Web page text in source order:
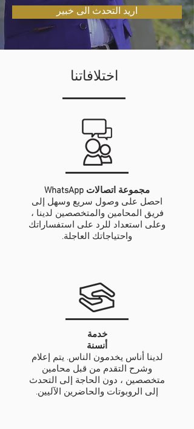
اريد التحدث الى خبير
اختلافاتنا
مجموعة اتصالات WhatsApp
احصل على وصول سريع وسهل إلى
فريق المحامين والمتخصصين لدينا ،
وعلى استعداد للرد على استفساراتك
واحتياجاتك العاجلة.
خدمة
أنسنة
لدينا أناس يخدمون الناس. يتم إعلام
وشرح التقدم من قبل محامين
متخصصين ، دون الحاجة إلى التحدث
إلى الروبوتات والحاضرين الآليين.